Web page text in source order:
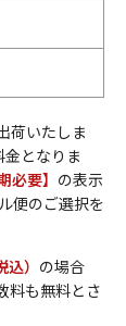
荷いたしま
金となりま
必要】 の表示
便のご選択を
） の場合
料も無料とさ